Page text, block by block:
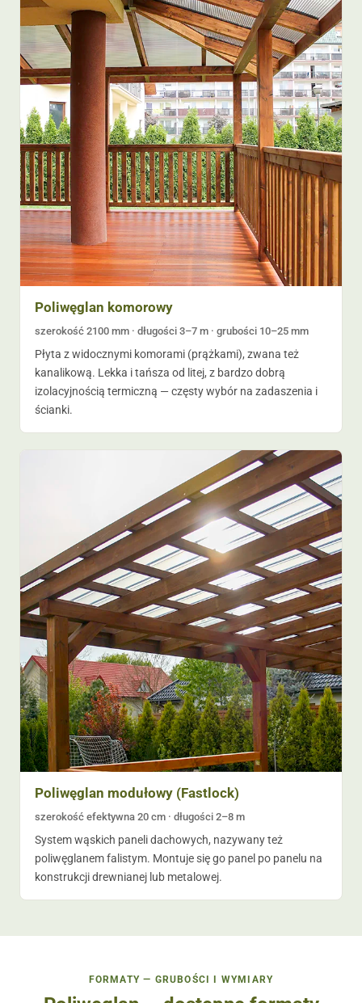
Poliwęglan komorowy
szerokość 2100 mm · długości 3–7 m · grubości 10–25 mm
Płyta z widocznymi komorami (prążkami), zwana też
kanalikową. Lekka i tańsza od litej, z bardzo dobrą
izolacyjnością termiczną — częsty wybór na zadaszenia i
ścianki.
Poliwęglan modułowy (Fastlock)
szerokość efektywna 20 cm · długości 2–8 m
System wąskich paneli dachowych, nazywany też
poliwęglanem falistym. Montuje się go panel po panelu na
konstrukcji drewnianej lub metalowej.
FORMATY — GRUBOŚCI I WYMIARY